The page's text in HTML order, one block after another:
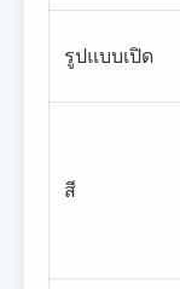
รูปแบบเปิด
สี